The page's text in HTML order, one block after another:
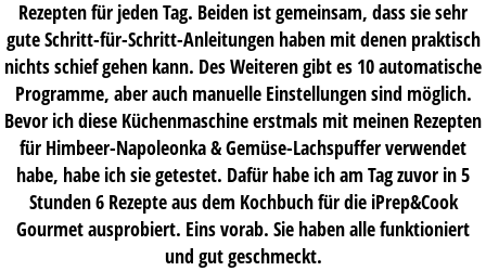
Rezepten für jeden Tag. Beiden ist gemeinsam, dass sie sehr
gute Schritt-für-Schritt-Anleitungen haben mit denen praktisch
nichts schief gehen kann. Des Weiteren gibt es 10 automatische
Programme, aber auch manuelle Einstellungen sind möglich.
Bevor ich diese Küchenmaschine erstmals mit meinen Rezepten
für Himbeer-Napoleonka & Gemüse-Lachspuffer verwendet
habe, habe ich sie getestet. Dafür habe ich am Tag zuvor in 5
Stunden 6 Rezepte aus dem Kochbuch für die iPrep&Cook
Gourmet ausprobiert. Eins vorab. Sie haben alle funktioniert
und gut geschmeckt.